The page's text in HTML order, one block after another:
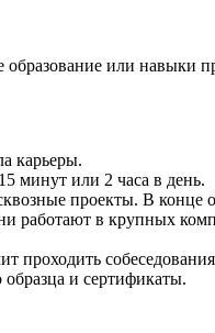
или
карьеры.
минут или 2 часа в день.
проекты. В конце
работают в крупных
и сертификаты.